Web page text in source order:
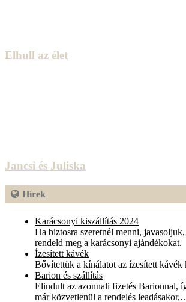
Elhull az élet
Jancsi és Juliska
Hírek
Karácsonyi kiszállítás 2024
Ha biztosra szeretnél menni,
rendeld meg a karácsonyi ajándékokat.
Ízesített kávék
Bővítettük a kínálatot az ízesített kávék
Barion és szállítás
Elindult az azonnali fizetés Barionnal,
már közvetlenül a rendelés